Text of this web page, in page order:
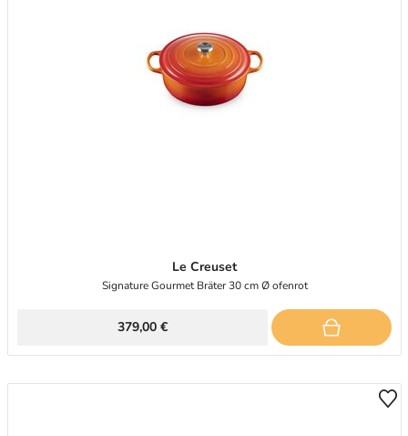
Le Creuset
Signature Gourmet Bräter 30 cm Ø ofenrot
379,00 €